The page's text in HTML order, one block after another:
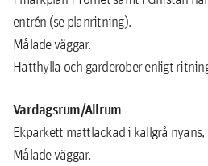
entrén (se planritning).
Målade väggar.
Hatthylla och garderober enligt
Vardagsrum/Allrum
Ekparkett mattlackad i kallgrå nyans,
Målade väggar.